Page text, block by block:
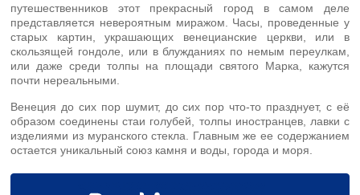
путешественников этот прекрасный город в самом деле
представляется невероятным миражом. Часы, проведенные у
старых картин, украшающих венецианские церкви, или в
скользящей гондоле, или в блужданиях по немым переулкам,
или даже среди толпы на площади святого Марка, кажутся
почти нереальными.
Венеция до сих пор шумит, до сих пор что-то празднует, с её
образом соединены стаи голубей, толпы иностранцев, лавки с
изделиями из муранского стекла. Главным же ее содержанием
остается уникальный союз камня и воды, города и моря.